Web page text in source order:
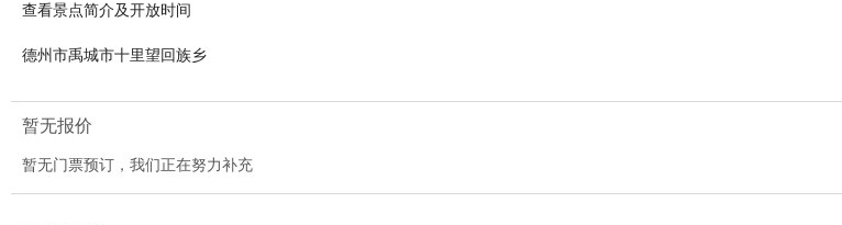
查看景点简介及开放时间
德州市禹城市十里望回族乡
暂无报价
暂无门票预订，我们正在努力补充